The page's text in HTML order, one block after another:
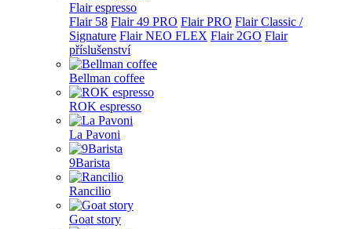
Flair espresso
Flair 58 Flair 49 PRO Flair PRO Flair Classic /
Signature Flair NEO FLEX Flair 2GO Flair
příslušenství
Bellman coffee
ROK espresso
La Pavoni
9Barista
Rancilio
Goat story